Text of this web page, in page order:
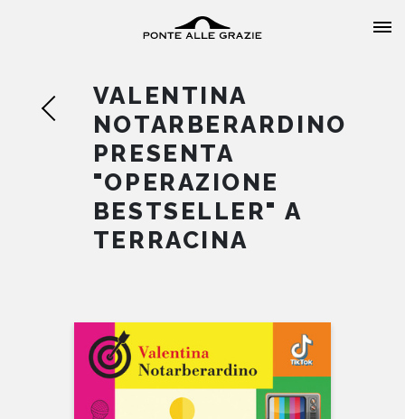
HOME
CHI SIAMO
AUTORI
EVENTI
VALENTINA
NOTARBERARDINO
PRESENTA
"OPERAZIONE
BESTSELLER" A
TERRACINA